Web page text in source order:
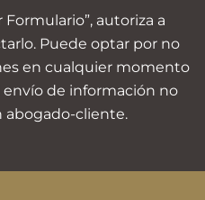
Formulario”, autoriza a
Puede optar por no
en cualquier momento
envío de información no
abogado-cliente.